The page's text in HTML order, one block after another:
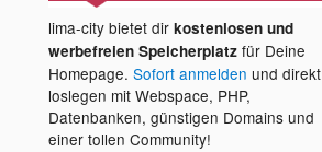
lima-city bietet dir kostenlosen und
werbefreien Speicherplatzfür Deine
Homepage. Sofort anmelden und direkt
loslegen mit Webspace, PHP,
Datenbanken, günstigen Domains und
einer tollen Community!